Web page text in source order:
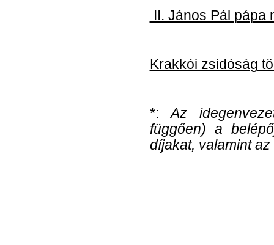
II. János Pál pápa
Krakkói zsidóság
*:Az
függően) a
díjakat, valamint